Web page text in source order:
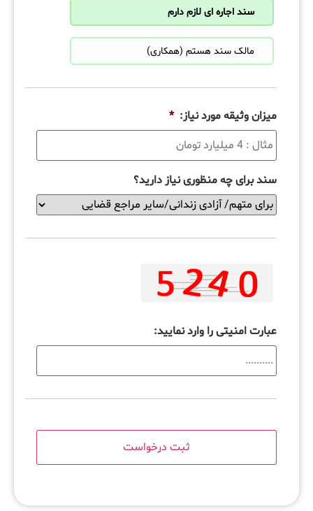
سند اجاره ای لازم دارم
مالک سند هستم (همکاری)
میزان وثیقه مورد نیاز: *
سند برای چه منظوری نیاز دارید؟
عبارت امنیتی را وارد نمایید: